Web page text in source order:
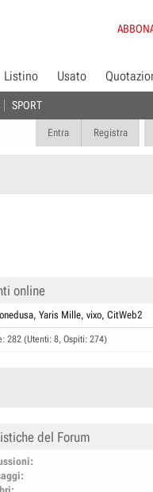
SPORT
Listino Usato
Entra Registra
online
Yaris Mille vixo CitWeb2
282 (Utenti: 8, Ospiti: 274)
del Forum